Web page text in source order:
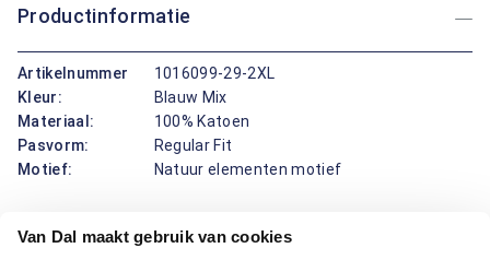
Van Dal maakt gebruik van cookies
Productinformatie
Artikelnummer
1016099-29-2XL
Kleur:
Blauw Mix
Materiaal:
100% Katoen
Pasvorm:
Regular Fit
Motief:
Natuur elementen motief
Dit overhemd korte mouw van Campbell draagt prettig en